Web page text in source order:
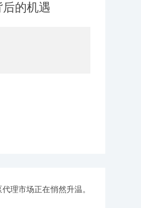
的机遇
理市场正在悄然升温。